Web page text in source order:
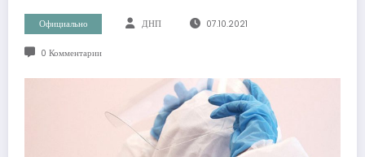
Официально ДНП 07.10.2021
0 Комментарии